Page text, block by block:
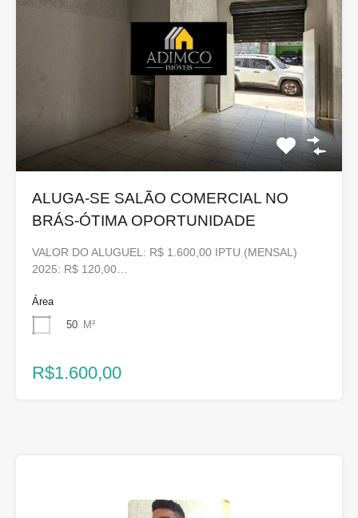
ALUGA-SE SALÃO COMERCIAL NO
BRÁS-ÓTIMA OPORTUNIDADE
VALOR DO ALUGUEL: R$ 1.600,00 IPTU (MENSAL)
2025: R$ 120,00…
Área
50 M²
R$1.600,00